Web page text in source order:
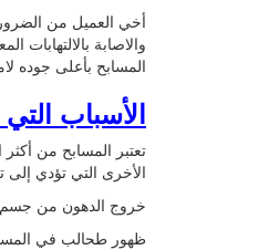
أخي العميل من
والاصابة بالالتهابات
المسابح بأعلى جوده
الأسباب
تعتبر المسابح من
الأخرى التي تؤدي إلى
خروج الدهون من جسم
ظهور طحالب في